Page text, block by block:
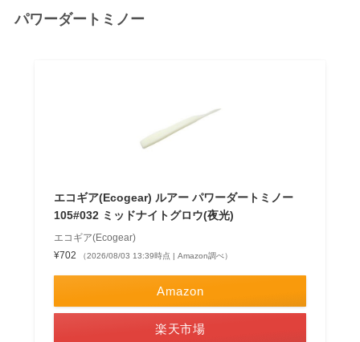
パワーダートミノー
エコギア(Ecogear) ルアー パワーダートミノー
105#032 ミッドナイトグロウ(夜光)
エコギア(Ecogear)
¥702
（2026/08/03 13:39時点 | Amazon調べ）
Amazon
楽天市場